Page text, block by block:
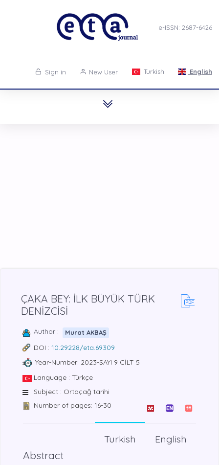
e-ISSN: 2687-6426
Sign in New User Turkish English
ÇAKA BEY: İLK BÜYÜK TÜRK
DENİZCİSİ
Author : Murat AKBAŞ
DOI : 10.29228/eta.69309
Year-Number: 2023-SAYI 9 CİLT 5
Language : Türkçe
Subject : Ortaçağ tarihi
Number of pages: 16-30
English
Turkish
Abstract